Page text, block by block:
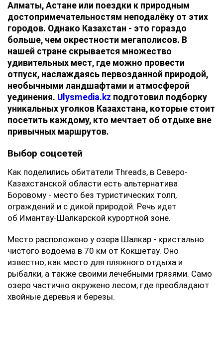
Алматы, Астане или поездки к природным
достопримечательностям неподалёку от этих
городов. Однако Казахстан - это гораздо
больше, чем окрестности мегаполисов. В
нашей стране скрывается множество
удивительных мест, где можно провести
отпуск, наслаждаясь первозданной природой,
необычными ландшафтами и атмосферой
уединения. Ulysmedia.kz подготовил подборку
уникальных уголков Казахстана, которые стоит
посетить каждому, кто мечтает об отдыхе вне
привычных маршрутов.
Выбор соцсетей
Как поделились обитатели Threads, в Северо-
Казахстанской области есть альтернатива
Боровому - место без туристических толп,
ограждений и с дикой природой. Речь идет
об Имантау-Шалкарской курортной зоне.
Место расположено у озера Шалкар - кристально
чистого водоёма в 70 км от Кокшетау. Оно
известно, как место для пляжного отдыха и
рыбалки, а также своими лечебными грязями. Само
озеро частично окружено лесом, где преобладают
хвойные деревья и березы.